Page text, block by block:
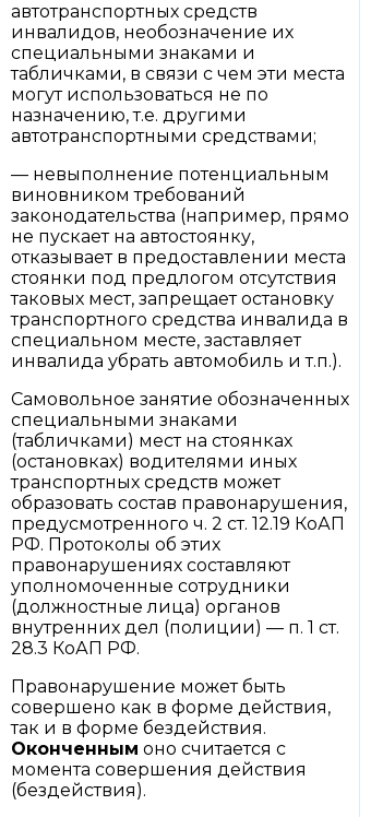
автотранспортных средств
инвалидов, необозначение их
специальными знаками и
табличками, в связи с чем эти места
могут использоваться не по
назначению, т.е. другими
автотранспортными средствами;
— невыполнение потенциальным
виновником требований
законодательства (например, прямо
не пускает на автостоянку,
отказывает в предоставлении места
стоянки под предлогом отсутствия
таковых мест, запрещает остановку
транспортного средства инвалида в
специальном месте, заставляет
инвалида убрать автомобиль и т.п.).
Самовольное занятие обозначенных
специальными знаками
(табличками) мест на стоянках
(остановках) водителями иных
транспортных средств может
образовать состав правонарушения,
предусмотренного ч. 2 ст. 12.19 КоАП
РФ. Протоколы об этих
правонарушениях составляют
уполномоченные сотрудники
(должностные лица) органов
внутренних дел (полиции) — п. 1 ст.
28.3 КоАП РФ.
Правонарушение может быть
совершено как в форме действия,
так и в форме бездействия.
Оконченным оно считается с
момента совершения действия
(бездействия).